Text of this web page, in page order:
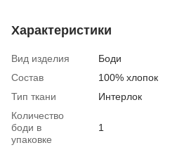
Характеристики
Вид изделия
Боди
Состав
100% хлопок
Тип ткани
Интерлок
Количество
боди в
упаковке
1